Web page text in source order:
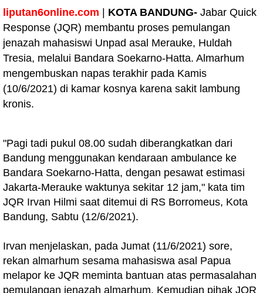
liputan6online.com KOTA BANDUNG- Jabar Quick
Response (JQR) membantu proses pemulangan
jenazah mahasiswi Unpad asal Merauke, Huldah
Tresia, melalui Bandara Soekarno-Hatta. Almarhum
mengembuskan napas terakhir pada Kamis
(10/6/2021) di kamar kosnya karena sakit lambung
kronis.
"Pagi tadi pukul 08.00 sudah diberangkatkan dari
Bandung menggunakan kendaraan ambulance ke
Bandara Soekarno-Hatta, dengan pesawat estimasi
Jakarta-Merauke waktunya sekitar 12 jam," kata tim
JQR Irvan Hilmi saat ditemui di RS Borromeus, Kota
Bandung, Sabtu (12/6/2021).
Irvan menjelaskan, pada Jumat (11/6/2021) sore,
rekan almarhum sesama mahasiswa asal Papua
melapor ke JQR meminta bantuan atas permasalahan
pemulangan jenazah almarhum. Kemudian pihak JQR